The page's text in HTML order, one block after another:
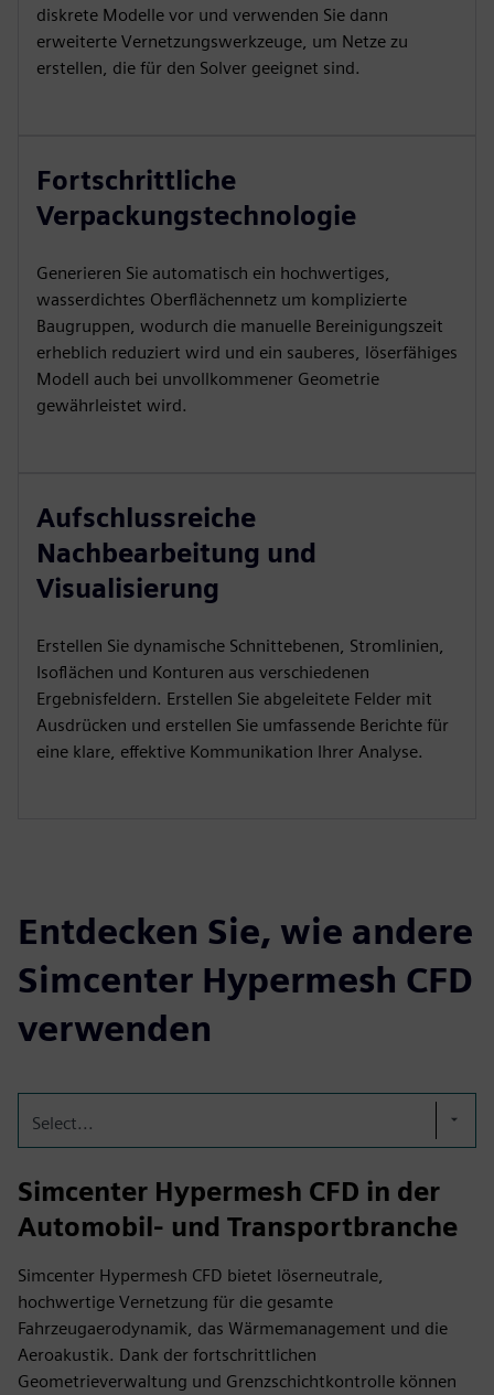
diskrete Modelle vor und verwenden Sie dann
erweiterte Vernetzungswerkzeuge, um Netze zu
erstellen, die für den Solver geeignet sind.
Fortschrittliche
Verpackungstechnologie
Generieren Sie automatisch ein hochwertiges,
wasserdichtes Oberflächennetz um komplizierte
Baugruppen, wodurch die manuelle Bereinigungszeit
erheblich reduziert wird und ein sauberes, löserfähiges
Modell auch bei unvollkommener Geometrie
gewährleistet wird.
Aufschlussreiche
Nachbearbeitung und
Visualisierung
Erstellen Sie dynamische Schnittebenen, Stromlinien,
Isoflächen und Konturen aus verschiedenen
Ergebnisfeldern. Erstellen Sie abgeleitete Felder mit
Ausdrücken und erstellen Sie umfassende Berichte für
eine klare, effektive Kommunikation Ihrer Analyse.
Entdecken Sie, wie andere
Simcenter Hypermesh CFD
verwenden
Select...
Simcenter Hypermesh CFD in der
Automobil- und Transportbranche
Simcenter Hypermesh CFD bietet löserneutrale,
hochwertige Vernetzung für die gesamte
Fahrzeugaerodynamik, das Wärmemanagement und die
Aeroakustik. Dank der fortschrittlichen
Geometrieverwaltung und Grenzschichtkontrolle können